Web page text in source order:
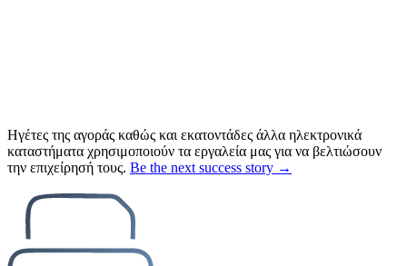
Ηγέτες της αγοράς καθώς και εκατοντάδες άλλα ηλεκτρονικά
καταστήματα χρησιμοποιούν τα εργαλεία μας για να βελτιώσουν
την επιχείρησή τους. Be the next success story →